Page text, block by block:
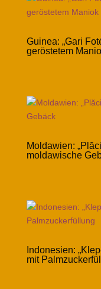
Guinea: „Gari
geröstetem
Moldawien:
moldawische
Indonesien:
mit